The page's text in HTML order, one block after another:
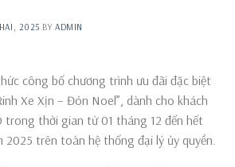
2025 BYADMIN
công bố chương trình ưu đãi đặc biệt
Xe Xịn – Đón Noel”, dành cho khách
trong thời gian từ 01 tháng 12 đến hết
2025 trên toàn hệ thống đại lý ủy quyền.